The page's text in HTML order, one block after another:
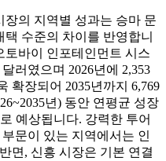
의 지역별 성과는 승마 문
수준의 차이를 반영합니
토바이 인포테인먼트 시스
러였으며 2026년에 2,353
확장되어 2035년까지 6,769
년) 동안 연평균 성장
예상됩니다. 강력한 투어
문이 있는 지역에서는 인
면, 신흥 시장은 기본 연결